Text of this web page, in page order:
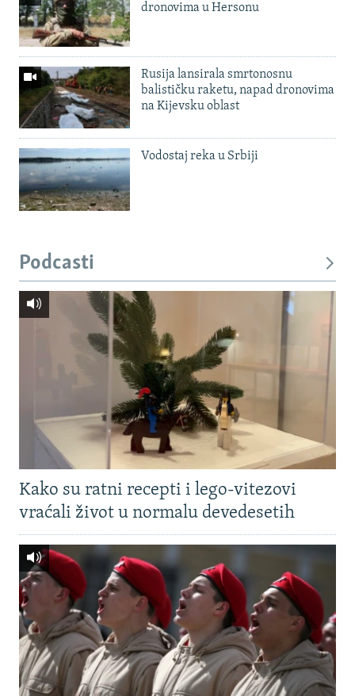
dronovima u Hersonu
Rusija lansirala smrtonosnu
balističku raketu, napad dronovima
na Kijevsku oblast
Vodostaj reka u Srbiji
Podcasti
Kako su ratni recepti i lego-vitezovi
vraćali život u normalu devedesetih